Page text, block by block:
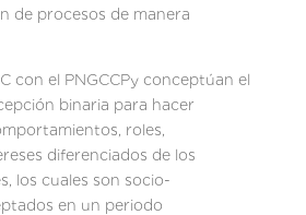
de procesos de manera
con el PNGCCPy conceptúan el
binaria para hacer
roles,
diferenciados de los
los cuales son socio-
en un periodo